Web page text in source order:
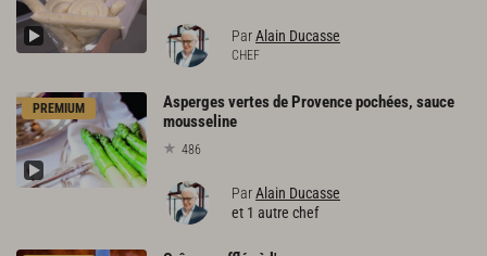
ParAlain Ducasse
CHEF
PREMIUM
Asperges vertes de Provence pochées, sauce
mousseline
486
ParAlain Ducasse
et 1 autre chef